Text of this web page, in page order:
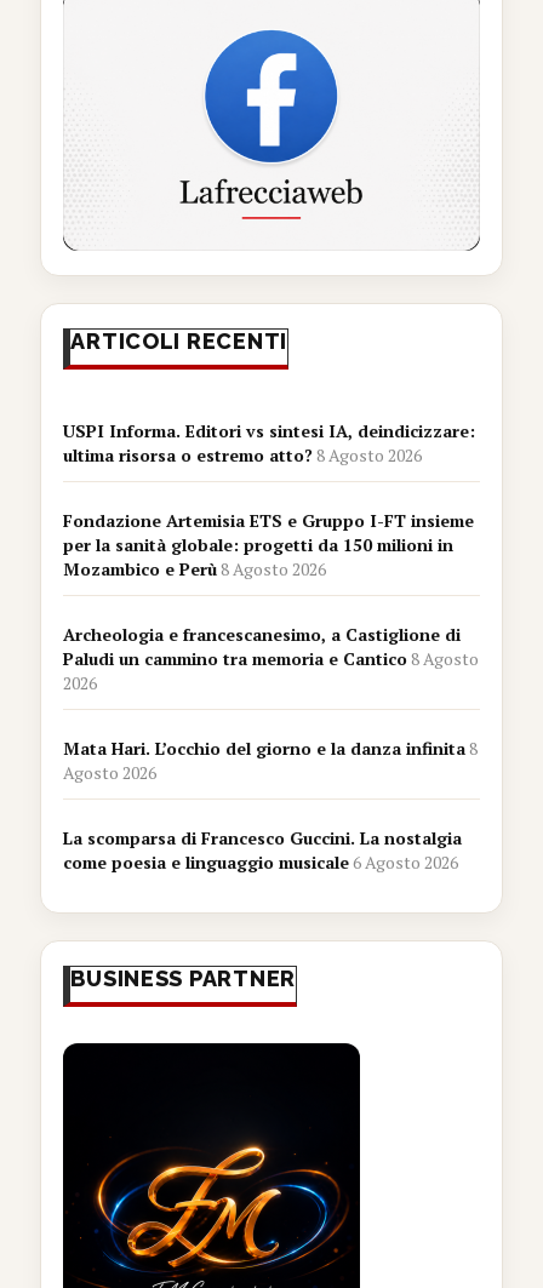
ARTICOLI RECENTI
USPI Informa. Editori vs sintesi IA, deindicizzare:
ultima risorsa o estremo atto?8 Agosto 2026
Fondazione Artemisia ETS e Gruppo I-FT insieme
per la sanità globale: progetti da 150 milioni in
Mozambico e Perù8 Agosto 2026
Archeologia e francescanesimo, a Castiglione di
Paludi un cammino tra memoria e Cantico8 Agosto
2026
Mata Hari. L’occhio del giorno e la danza infinita8
Agosto 2026
La scomparsa di Francesco Guccini. La nostalgia
come poesia e linguaggio musicale6 Agosto 2026
BUSINESS PARTNER